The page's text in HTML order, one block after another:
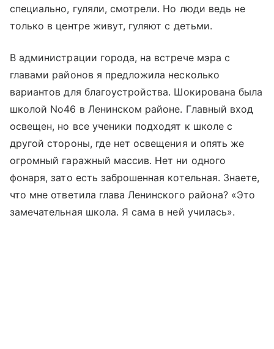
специально, гуляли, смотрели. Но люди ведь не
только в центре живут, гуляют с детьми.
В администрации города, на встрече мэра с
главами районов я предложила несколько
вариантов для благоустройства. Шокирована была
школой No46 в Ленинском районе. Главный вход
освещен, но все ученики подходят к школе с
другой стороны, где нет освещения и опять же
огромный гаражный массив. Нет ни одного
фонаря, зато есть заброшенная котельная. Знаете,
что мне ответила глава Ленинского района? «Это
замечательная школа. Я сама в ней училась».